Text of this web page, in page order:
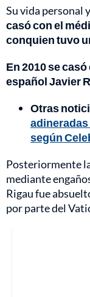
Su vida personal
casó con el
conquien tuvo
En 2010 se
español Javier
Otras
según
Posteriormente
mediante
Rigau fue
por parte del